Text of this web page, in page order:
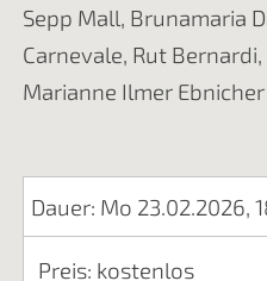
Sepp Mall, Brunamaria
Carnevale, Rut
Marianne Ilmer
Dauer: Mo 23.02.2026,
Preis: kostenlos